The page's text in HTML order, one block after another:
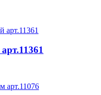
арт.11361